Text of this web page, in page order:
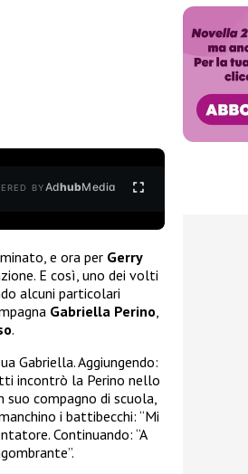
BYAdhubMedia
e ora per Gerry
E così, uno dei volti
alcuni particolari
Gabriella Perino
.
Gabriella. Aggiungendo:
incontrò la Perino nello
compagno di scuola,
i battibecchi: “Mi
Continuando: “A